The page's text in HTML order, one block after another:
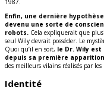
1987.
Enfin, une dernière
devenu une sorte de
robots. Cela expliquerait que
seul Wily devrait posséder. Le
Quoi qu’il en soit, le Dr. Wily
depuis sa première apparition
des meilleurs vilains réalisés par
Identité